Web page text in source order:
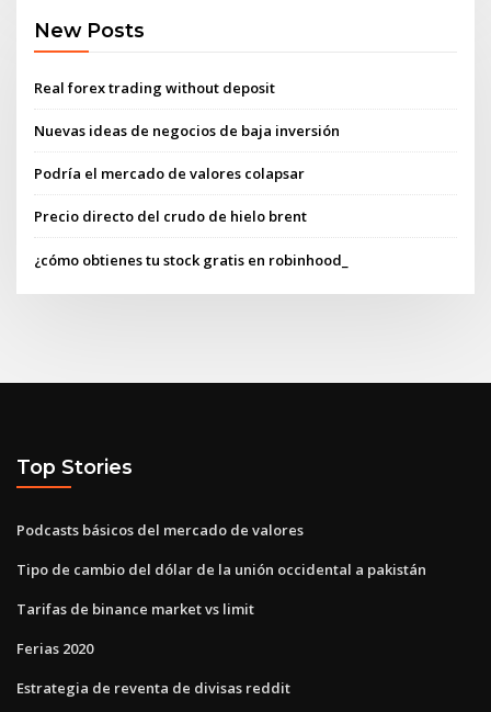
New Posts
Real forex trading without deposit
Nuevas ideas de negocios de baja inversión
Podría el mercado de valores colapsar
Precio directo del crudo de hielo brent
¿cómo obtienes tu stock gratis en robinhood_
Top Stories
Podcasts básicos del mercado de valores
Tipo de cambio del dólar de la unión occidental a pakistán
Tarifas de binance market vs limit
Ferias 2020
Estrategia de reventa de divisas reddit